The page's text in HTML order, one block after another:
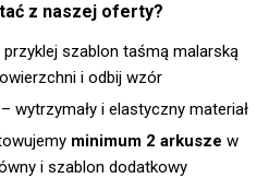
z naszej oferty?
przyklej szablon taśmą malarską
i odbij wzór
– wytrzymały i elastyczny materiał
minimum 2 arkusze w
i szablon dodatkowy